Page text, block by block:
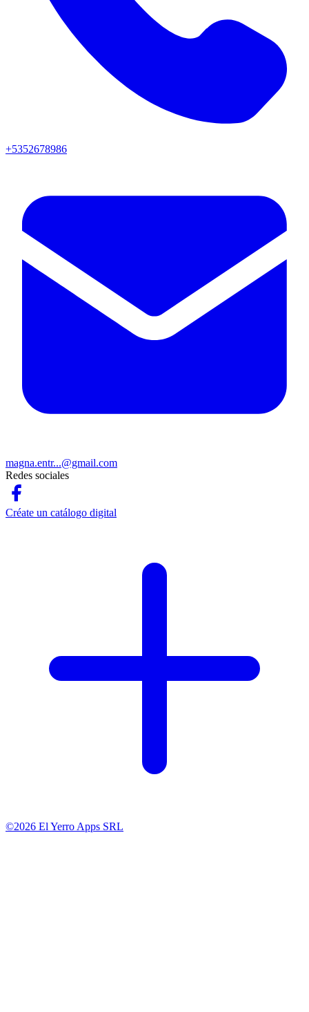
+5352678986
magna.entr...@gmail.com
Redes sociales
Créate un catálogo digital
©2026 El Yerro Apps SRL